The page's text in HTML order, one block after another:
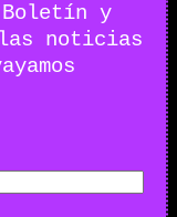
Boletín y
noticias